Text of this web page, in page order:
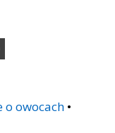
o owocach •